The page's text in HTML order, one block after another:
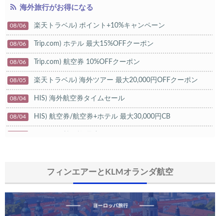
海外旅行がお得になる
08/06 楽天トラベル) ポイント+10%キャンペーン
08/06 Trip.com) ホテル 最大15%OFFクーポン
08/06 Trip.com) 航空券 10%OFFクーポン
08/05 楽天トラベル) 海外ツアー 最大20,000円OFFクーポン
08/04 HIS) 海外航空券タイムセール
08/04 HIS) 航空券/航空券+ホテル 最大30,000円CB
エアトリ) 海外航空券(60日前) 1,000円OFFクーポン
07/27 Trip.com) タイ旅行 最大50%OFFセール
フィンエアーとKLMオランダ航空